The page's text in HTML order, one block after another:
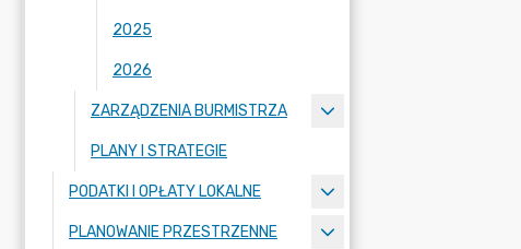
2025
2026
ZARZĄDZENIA BURMISTRZA
PLANY I STRATEGIE
PODATKI I OPŁATY LOKALNE
PLANOWANIE PRZESTRZENNE